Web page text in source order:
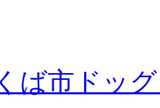
ば市ドッ